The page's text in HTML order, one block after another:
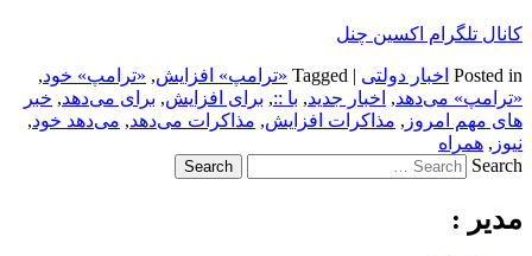
کانال تلگرام اکسین چنل
Posted in اخبار دولتی |
Tagged «ترامپ» افزایش, «ترامپ» خود,
«ترامپ» می‌دهد, اخبار جدید, با ::, برای افزایش, برای می‌دهد, خبر
های مهم امروز , مذاکرات افزایش, مذاکرات می‌دهد, می‌دهد خود,
نیوز , همراه
Search
مدیر :